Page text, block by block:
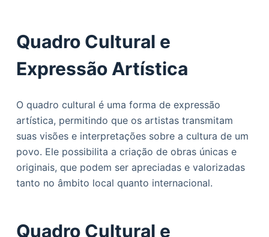
Quadro Cultural e
Expressão Artística
O quadro cultural é uma forma de expressão
artística, permitindo que os artistas transmitam
suas visões e interpretações sobre a cultura de um
povo. Ele possibilita a criação de obras únicas e
originais, que podem ser apreciadas e valorizadas
tanto no âmbito local quanto internacional.
Quadro Cultural e